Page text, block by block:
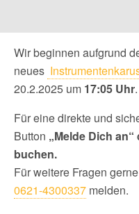
Wir beginnen aufgrund
neues
20.2.2025 um 17:05 Uhr.
Für eine direkte und
Button „Melde Dich
buchen.
Für weitere Fragen
0621-4300337 melden.